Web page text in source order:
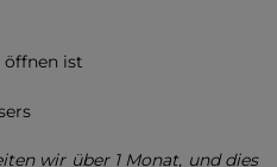
öffnen ist
wir über 1 Monat, und dies